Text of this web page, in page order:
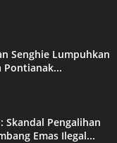
Senghie Lumpuhkan
Pontianak...
Skandal Pengalihan
Emas Ilegal...